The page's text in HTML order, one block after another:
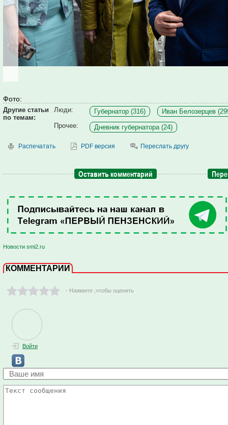
Фото:
Другие статьи
по темам:
Люди: Губернатор (316)
Иван Белозерцев
Прочее:
Дневник губернатора (24)
Распечатать PDF версия Переслать другу
Оставить комментарий
Новости smi2.ru
КОММЕНТАРИИ
- Нажмите ,чтобы оценить
Войти